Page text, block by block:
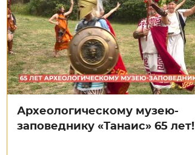
Археологическому музею-
заповеднику «Танаис» 65 лет!